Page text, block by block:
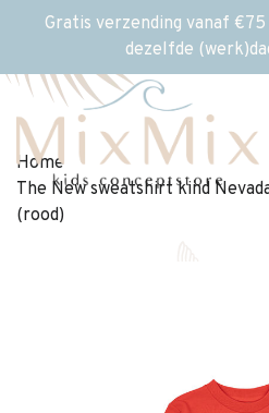
Gratis verzending vanaf
dezelfde
Home
The New sweatshirt kind
(rood)